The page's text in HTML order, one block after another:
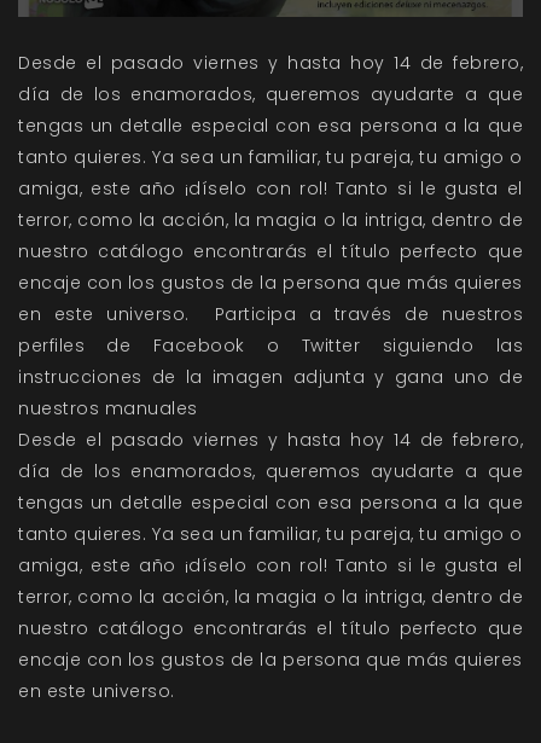
Desde el pasado viernes y hasta hoy 14 de febrero,
día de los enamorados, queremos ayudarte a que
tengas un detalle especial con esa persona a la que
tanto quieres. Ya sea un familiar, tu pareja, tu amigo o
amiga, este año ¡díselo con rol! Tanto si le gusta el
terror, como la acción, la magia o la intriga, dentro de
nuestro catálogo encontrarás el título perfecto que
encaje con los gustos de la persona que más quieres
en este universo. Participa a través de nuestros
perfiles de Facebook o Twitter siguiendo las
instrucciones de la imagen adjunta y gana uno de
nuestros manuales
Desde el pasado viernes y hasta hoy 14 de febrero,
día de los enamorados, queremos ayudarte a que
tengas un detalle especial con esa persona a la que
tanto quieres. Ya sea un familiar, tu pareja, tu amigo o
amiga, este año ¡díselo con rol! Tanto si le gusta el
terror, como la acción, la magia o la intriga, dentro de
nuestro catálogo encontrarás el título perfecto que
encaje con los gustos de la persona que más quieres
en este universo.